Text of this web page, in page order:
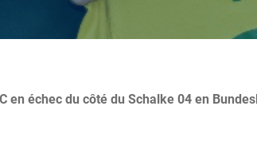
en échec du côté du Schalke 04 en